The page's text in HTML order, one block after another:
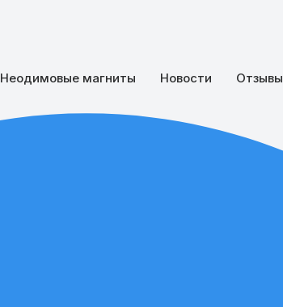
Неодимовые магниты Новости Отзывы